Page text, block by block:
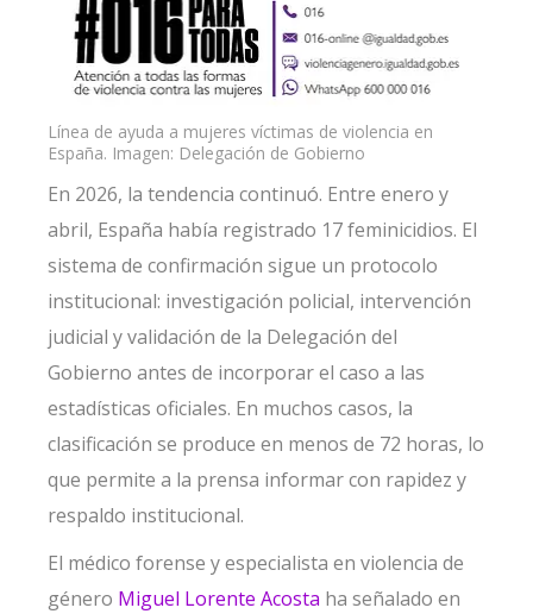
Línea de ayuda a mujeres víctimas de violencia en
España. Imagen: Delegación de Gobierno
En 2026, la tendencia continuó. Entre enero y
abril, España había registrado 17 feminicidios. El
sistema de confirmación sigue un protocolo
institucional: investigación policial, intervención
judicial y validación de la Delegación del
Gobierno antes de incorporar el caso a las
estadísticas oficiales. En muchos casos, la
clasificación se produce en menos de 72 horas, lo
que permite a la prensa informar con rapidez y
respaldo institucional.
El médico forense y especialista en violencia de
género Miguel Lorente Acosta ha señalado en